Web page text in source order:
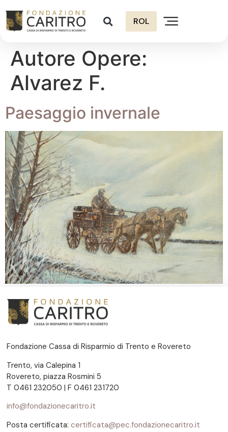
ROL
Autore Opere:
Alvarez F.
Paesaggio invernale
Fondazione Cassa di Risparmio di Trento e Rovereto
Trento, via Calepina 1
Rovereto, piazza Rosmini 5
T 0461 232050 | F 0461 231720
info@fondazionecaritro.it
Posta certificata: certificata@pec.fondazionecaritro.it